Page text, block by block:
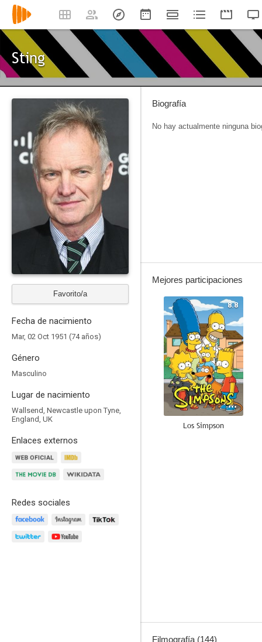
Sting
Favorito/a
Fecha de nacimiento
Mar, 02 Oct 1951 (74 años)
Género
Masculino
Lugar de nacimiento
Wallsend, Newcastle upon Tyne,
England, UK
Enlaces externos
Redes sociales
Biografía
No hay actualmente ninguna
Mejores participaciones
8.8
Los Simpson
Filmografía (144)